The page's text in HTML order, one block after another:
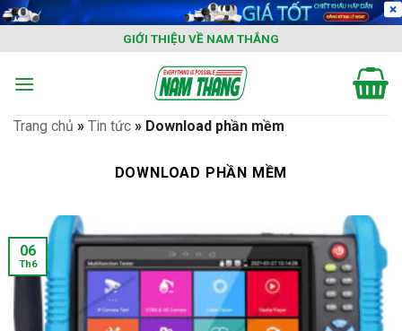
Skip
content
GIỚI THIỆU VỀ NAM THẮNG
Trang chủ » Tin tức » Download phần mềm
DOWNLOAD PHẦN MỀM
06
Th6